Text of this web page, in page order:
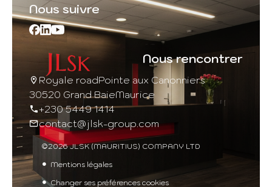
Nous suivre
Nous rencontrer
Royale roadPointe aux Canonniers
30520 Grand BaieMaurice
+230 5449 1414
contact@jlsk-group.com
©2026 JLSK (MAURITIUS) COMPANY LTD
Mentions légales
Changer ses préférences cookies